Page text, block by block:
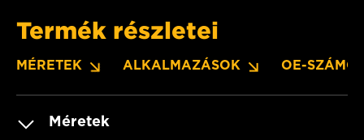
Termék részletei
MÉRETEK ALKALMAZÁSOK OE-
Méretek